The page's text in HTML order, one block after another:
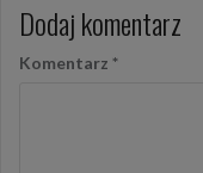
Dodaj komentarz
Komentarz *